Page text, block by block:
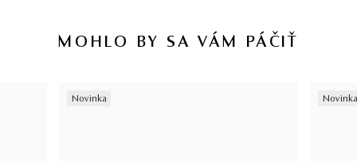
MOHLO BY SA VÁM PÁČIŤ
Novinka Novinka